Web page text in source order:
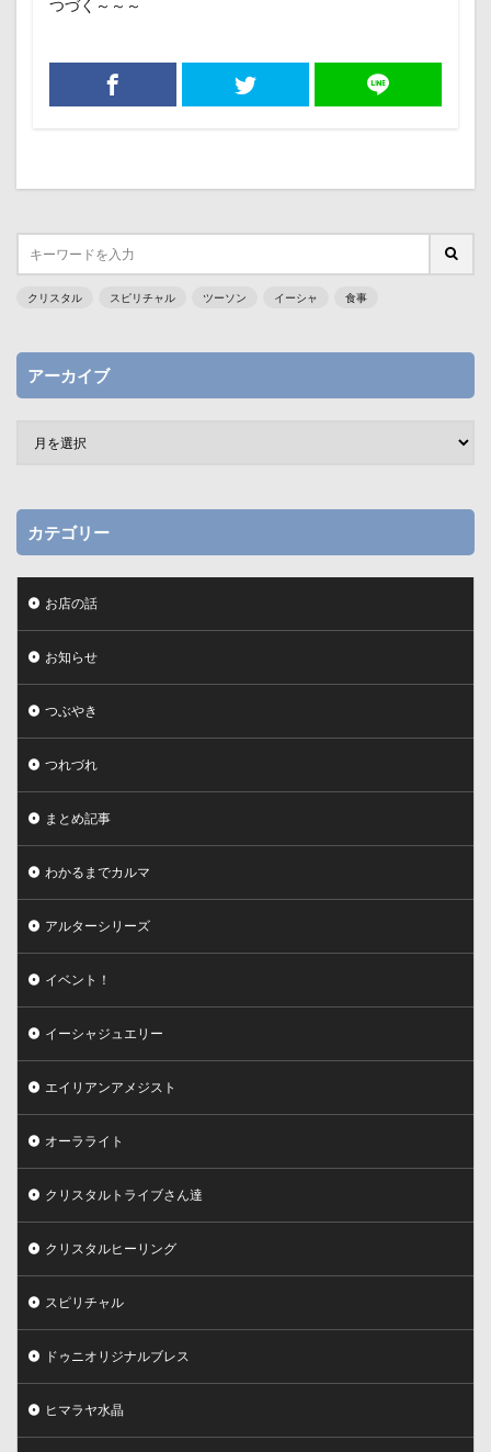
つづく～～～
クリスタル スピリチャル ツーソン イーシャ 食事
アーカイブ
カテゴリー
お店の話
お知らせ
つぶやき
つれづれ
まとめ記事
わかるまでカルマ
アルターシリーズ
イベント！
イーシャジュエリー
エイリアンアメジスト
オーラライト
クリスタルトライブさん達
クリスタルヒーリング
スピリチャル
ドゥニオリジナルブレス
ヒマラヤ水晶